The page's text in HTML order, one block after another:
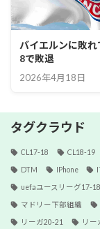
バイエルンに敗れ
8で敗退
2026年4月18日
タグクラウド
CL17-18 CL18-19
DTM IPhone
uefaユースリーグ17-18
マドリー下部組織
リーガ20-21 リー